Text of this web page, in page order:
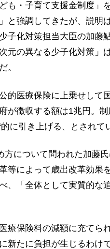
も・子育て支援金制度」
と強調してきたが、説明
子化対策担当大臣の加藤
元の異なる少子化対策」
。
的医療保険に上乗せして
が徴収する額は1兆円。
に引き上げる、とされて
について問われた加藤
等によって歳出改革効果
、「全体として実質的な
療保険料の減額に充てら
新たに負担が生じるわけ